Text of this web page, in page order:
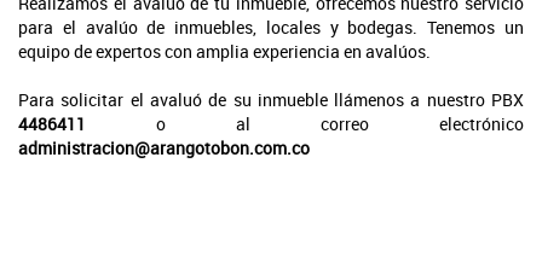
para el avalúo de inmuebles, locales y bodegas. Tenemos un
equipo de expertos con amplia experiencia en avalúos.
Para solicitar el avaluó de su inmueble llámenos a nuestro PBX
4486411
o al correo electrónico
administracion@arangotobon.com.co